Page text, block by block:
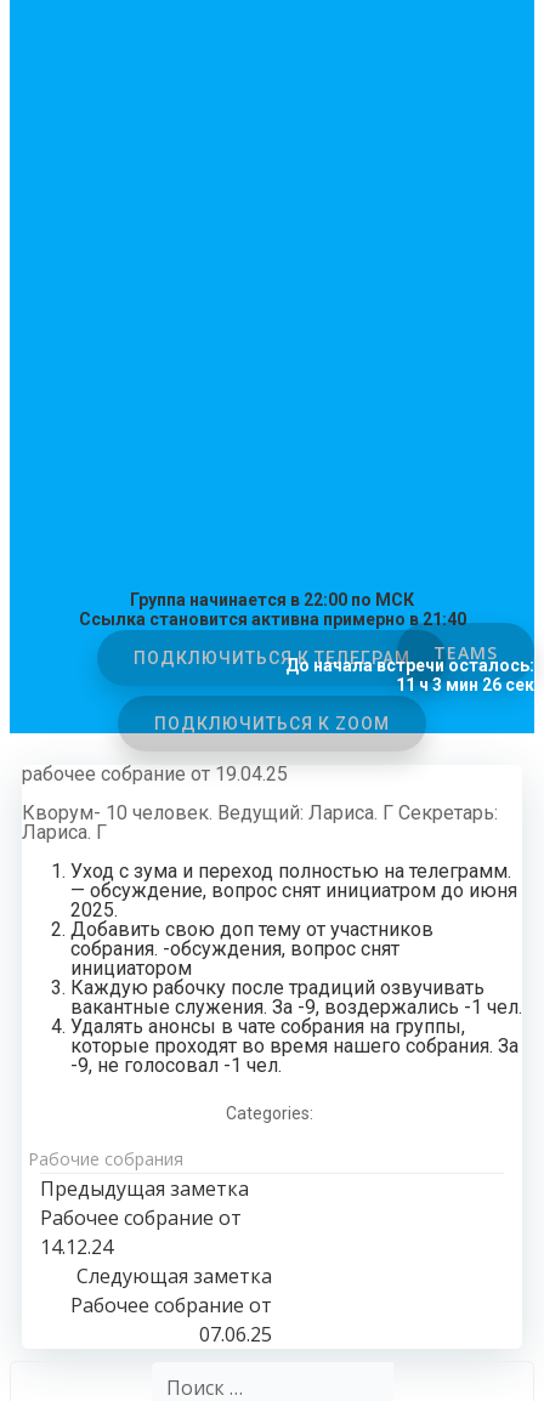
Группа начинается в 22:00 по МСК
Ссылка становится активна примерно в 21:40
ПОДКЛЮЧИТЬСЯ К ТЕЛЕГРАМ
TEAMS
До начала встречи осталось:
11 ч 3 мин 26 сек
ПОДКЛЮЧИТЬСЯ К ZOOM
рабочее собрание от 19.04.25
Кворум- 10 человек. Ведущий: Лариса. Г Секретарь:
Лариса. Г
Уход с зума и переход полностью на телеграмм.
— обсуждение, вопрос снят инициатром до июня
2025.
Добавить свою доп тему от участников
собрания. -обсуждения, вопрос снят
инициатором
Каждую рабочку после традиций озвучивать
вакантные служения. За -9, воздержались -1 чел.
Удалять анонсы в чате собрания на группы,
которые проходят во время нашего собрания. За
-9, не голосовал -1 чел.
Categories:
Рабочие собрания
Навигация
по
записям
Предыдущая заметка
Рабочее собрание от
14.12.24
Навигация
по
Следующая заметка
Рабочее собрание от
07.06.25